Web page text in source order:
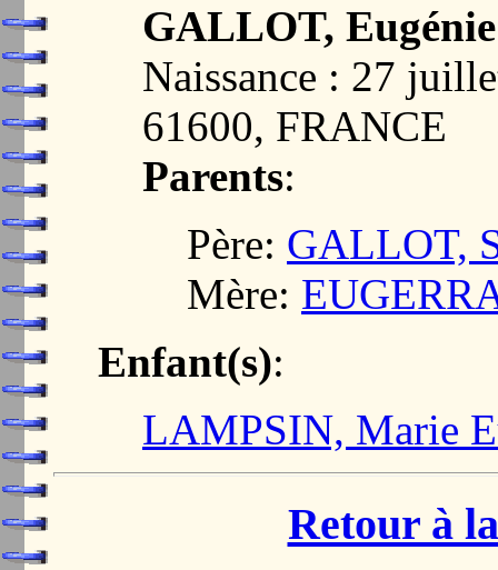
GALLOT,
Naissance : 27
61600, FRANCE
Parents:
Père: GALLOT,
Mère:
Enfant(s):
LAMPSIN, Marie
Retour à